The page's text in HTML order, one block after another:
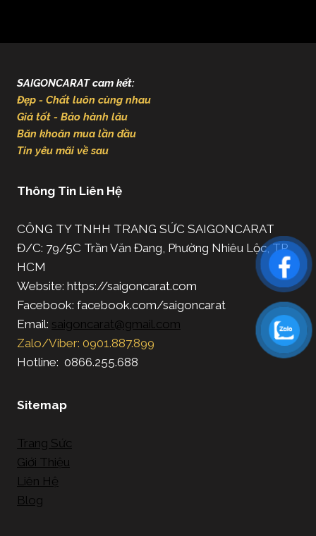
SAIGONCARAT cam kết:
Đẹp - Chất luôn cùng nhau
Giá tốt - Bảo hành lâu
Băn khoăn mua lần đầu
Tin yêu mãi về sau
Thông Tin Liên Hệ
CÔNG TY TNHH TRANG SỨC SAIGONCARAT
Đ/C: 79/5C Trần Văn Đang, Phường Nhiêu Lộc, TP.
HCM
Website: https://saigoncarat.com
Facebook: facebook.com/saigoncarat
Email: saigoncarat@gmail.com
Zalo/Viber: 0901.887.899
Hotline: 0866.255.688
Sitemap
Trang Sức
Giới Thiệu
Liên Hệ
Blog